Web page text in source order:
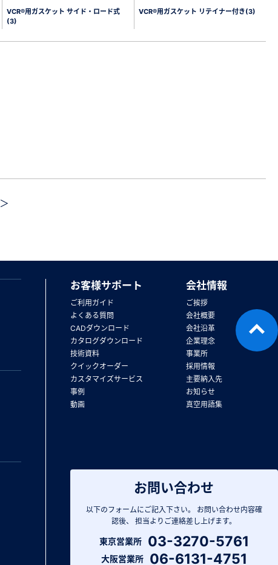
VCR®用ガスケット サイド・ロード式
(3)
VCR®用ガスケット リテイナー付き(3)
＞
お問い合わせ
以下のフォームにご記入下さい。
お問い合わせ内容確
認後、
担当よりご連絡差し上げます。
東京営業所 03-3270-5761
大阪営業所 06-6131-4751
お客様サポート
ご利用ガイド
よくある質問
CADダウンロード
カタログダウンロード
技術資料
クイックオーダー
カスタマイズサービス
事例
動画
会社情報
ご挨拶
会社概要
会社沿革
企業理念
事業所
採用情報
主要納入先
お知らせ
真空用語集